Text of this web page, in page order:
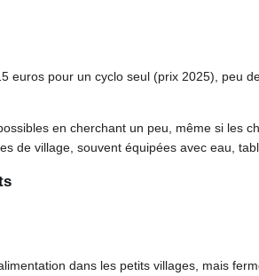
euros pour un cyclo seul (prix 2025), peu
en cherchant un peu, même si les
de village, souvent équipées avec eau,
dans les petits villages, mais